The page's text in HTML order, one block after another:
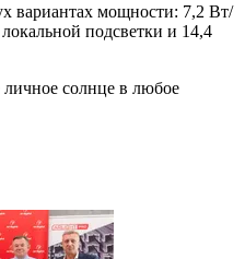
вариантах мощности: 7,2 Вт/
подсветки и 14,4
солнце в любое